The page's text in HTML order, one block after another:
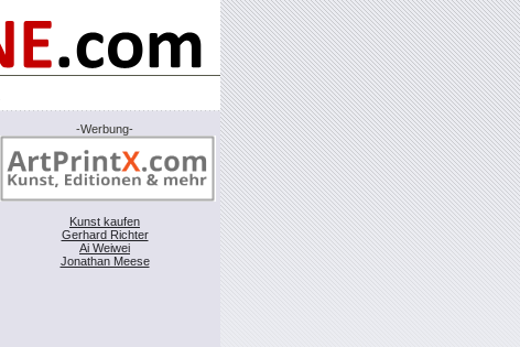
-Werbung-
Kunst kaufen
Gerhard Richter
Ai Weiwei
Jonathan Meese